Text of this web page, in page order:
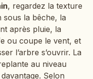
, regardez la texture
sous la bêche, la
après pluie, la
ou coupe le vent, et
l’arbre s’ouvrir. La
au niveau
Selon